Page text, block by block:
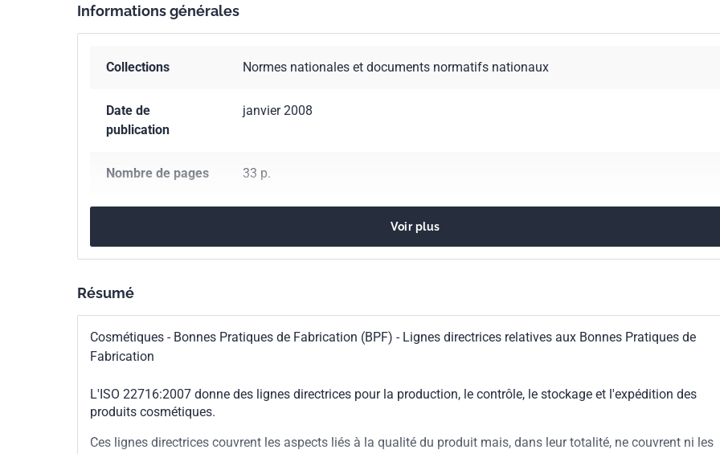
Informations générales
Collections Normes nationales et documents normatifs nationaux
Date de
publication
janvier 2008
Nombre de pages 33 p.
Codes ICS 71.100.70Cosmétiques. Produits d'hygiène corporelle
Parenté
Voir plus
Résumé
Cosmétiques - Bonnes Pratiques de Fabrication (BPF) - Lignes directrices relatives aux Bonnes Pratiques de
Fabrication
L'ISO 22716:2007 donne des lignes directrices pour la production, le contrôle, le stockage et l'expédition des
produits cosmétiques.
Ces lignes directrices couvrent les aspects liés à la qualité du produit mais, dans leur totalité, ne couvrent ni les